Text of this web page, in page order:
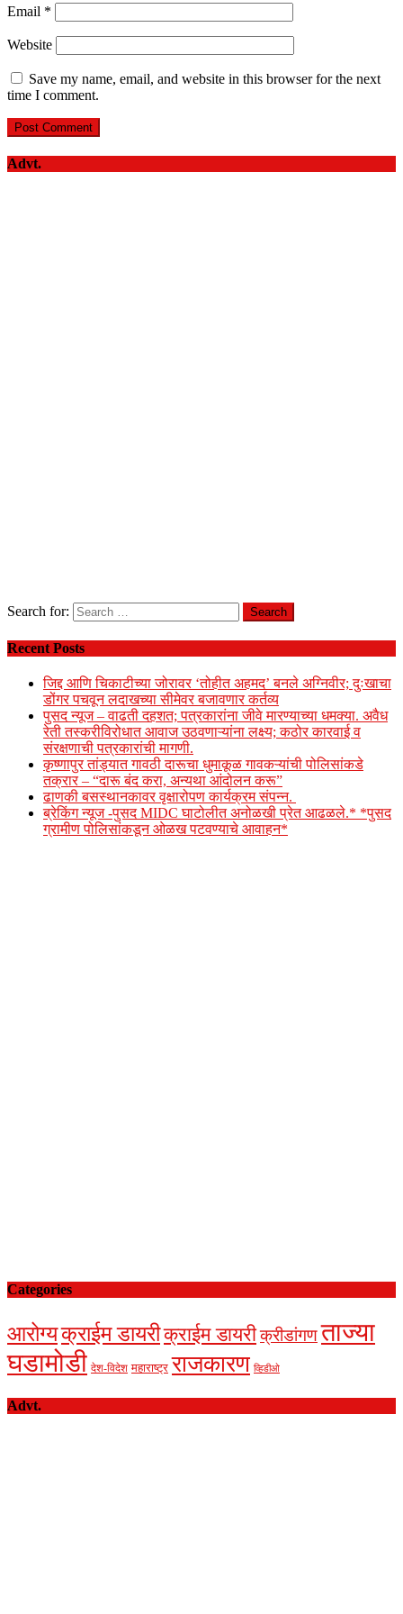
Email *
Website
Save my name, email, and website in this browser for the next
time I comment.
Advt.
Search for:
Recent Posts
जिद्द आणि चिकाटीच्या जोरावर ‘तोहीत अहमद’ बनले अग्निवीर; दुःखाचा
डोंगर पचवून लदाखच्या सीमेवर बजावणार कर्तव्य
पुसद न्यूज – वाढती दहशत; पत्रकारांना जीवे मारण्याच्या धमक्या. अवैध
रेती तस्करीविरोधात आवाज उठवणाऱ्यांना लक्ष्य; कठोर कारवाई व
संरक्षणाची पत्रकारांची मागणी.
कृष्णापुर तांड्यात गावठी दारूचा धुमाकूळ गावकऱ्यांची पोलिसांकडे
तक्रार – “दारू बंद करा, अन्यथा आंदोलन करू”
ढाणकी बसस्थानकावर वृक्षारोपण कार्यक्रम संपन्न.
ब्रेकिंग न्यूज -पुसद MIDC घाटोलीत अनोळखी प्रेत आढळले.* *पुसद
ग्रामीण पोलिसांकडून ओळख पटवण्याचे आवाहन*
Categories
आरोग्यक्राईम डायरीक्राईम डायरीक्रीडांगणताज्या
घडामोडी देश-विदेश महाराष्ट्र राजकारण व्हिडीओ
Advt.